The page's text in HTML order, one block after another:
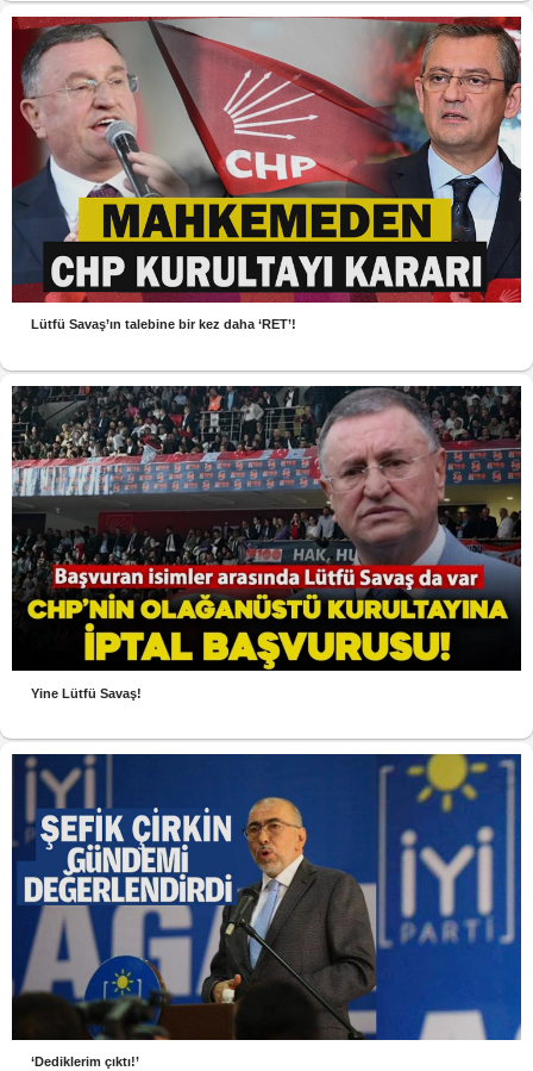
Lütfü Savaş’ın talebine bir kez daha ‘RET’!
Yine Lütfü Savaş!
‘Dediklerim çıktı!’